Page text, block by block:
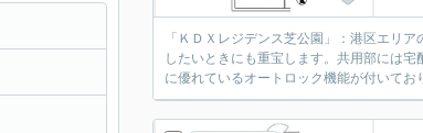
「ＫＤＸレジデンス芝公園」：港区エリ
したいときにも重宝します。共用部には
に優れているオートロック機能が付いて